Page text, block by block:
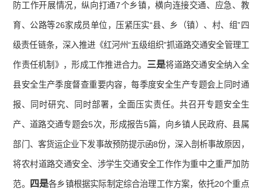
防工作开展情况，纵向打通7个乡镇，横向连接交通、应急、教
育、公路等26家成员单位，压紧压实“县、乡（镇）、村、组”四
级责任链条，深入推进《红河州“五级组织”抓道路交通安全管理工
作责任机制》，形成工作推进合力。 三是将道路交通安全纳入全
县安全生产季度督查重要内容，每季度安全生产专题会上同时通
报、同时研究、同时部署，全面压实责任。共召开专题安全生
产、道路交通专题会5次，形成报告5篇，向乡镇人民政府、县属
部门、客货运企业下发事故预防提示函8份，深入剖析事故原因，
将农村道路交通安全、涉学生交通安全工作作为重中之重严加防
范。 四是各乡镇根据实际制定综合治理工作方案，依托20个重点